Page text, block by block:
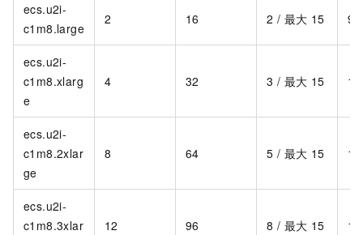
ecs.u2i-
c1m8.large
2 16 2 / 最大 15
ecs.u2i-
c1m8.xlarg
e
4 32 3 / 最大 15
ecs.u2i-
c1m8.2xlar
ge
8 64 5 / 最大 15
ecs.u2i-
c1m8.3xlar
12 96 8 / 最大 15